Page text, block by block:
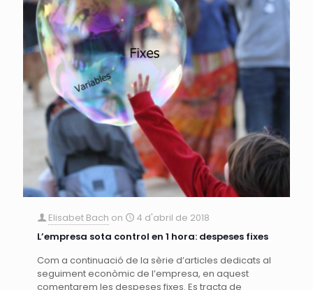
Elisabet Bach on
4 d'abril de 2018
L’empresa sota control en 1 hora: despeses fixes
Com a continuació de la sèrie d’articles dedicats al
seguiment econòmic de l’empresa, en aquest
comentarem les despeses fixes. Es tracta de